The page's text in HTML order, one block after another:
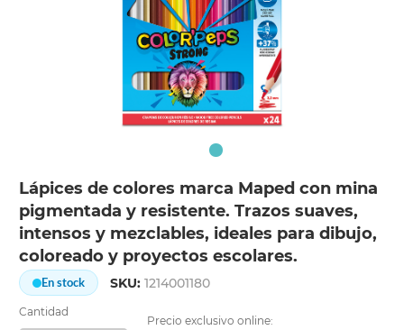
Lápices de colores marca Maped con mina
pigmentada y resistente. Trazos suaves,
intensos y mezclables, ideales para dibujo,
coloreado y proyectos escolares.
En stock SKU:1214001180
Cantidad
Precio exclusivo online: